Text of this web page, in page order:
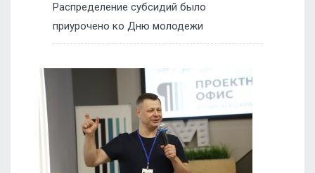
Распределение субсидий было
приурочено ко Дню молодежи